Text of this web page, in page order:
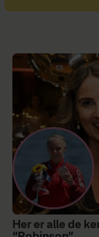
Her er alle de